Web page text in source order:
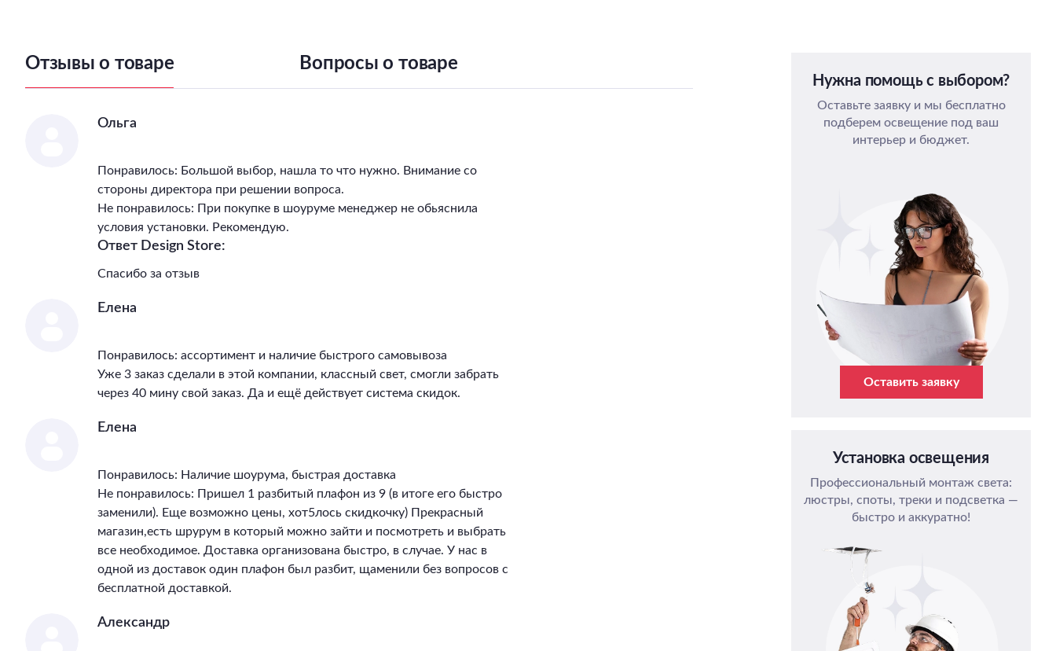
Отзывы о товаре Вопросы о товаре
Ольга
Понравилось: Большой выбор, нашла то что нужно. Внимание со
стороны директора при решении вопроса.
Не понравилось: При покупке в шоуруме менеджер не обьяснила
условия установки. Рекомендую.
Ответ Design Store:
Спасибо за отзыв
Елена
Понравилось: ассортимент и наличие быстрого самовывоза
Уже 3 заказ сделали в этой компании, классный свет, смогли забрать
через 40 мину свой заказ. Да и ещё действует система скидок.
Елена
Понравилось: Наличие шоурума, быстрая доставка
Не понравилось: Пришел 1 разбитый плафон из 9 (в итоге его быстро
заменили). Еще возможно цены, хот5лось скидкочку) Прекрасный
магазин,есть шрурум в который можно зайти и посмотреть и выбрать
все необходимое. Доставка организована быстро, в случае. У нас в
одной из доставок один плафон был разбит, щаменили без вопросов с
бесплатной доставкой.
Александр
Нужна помощь с выбором?
Оставьте заявку и мы бесплатно
подберем освещение под ваш
интерьер и бюджет.
Оставить заявку
Установка освещения
Профессиональный монтаж света:
люстры, споты, треки и подсветка —
быстро и аккуратно!